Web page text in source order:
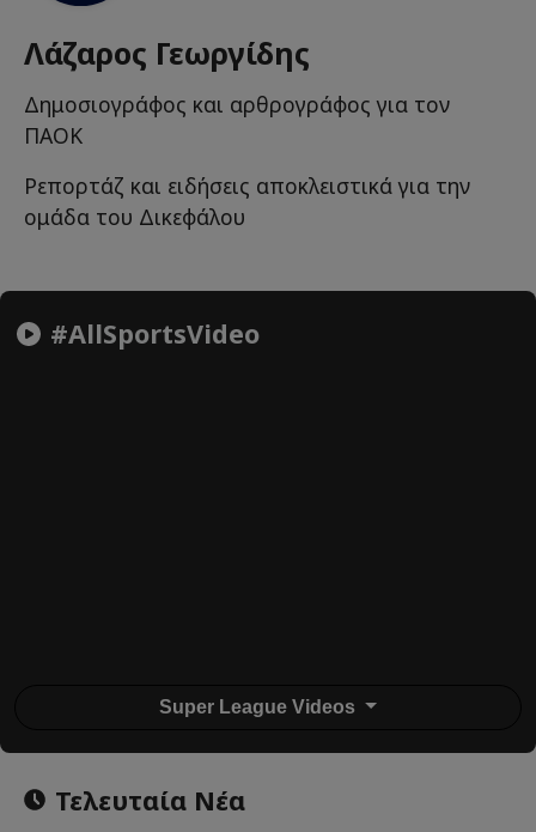
Λάζαρος Γεωργίδης
Δημοσιογράφος και αρθρογράφος για τον
ΠΑΟΚ
Ρεπορτάζ και ειδήσεις αποκλειστικά για την
ομάδα του Δικεφάλου
#AllSportsVideo
Super League Videos
Τελευταία Νέα